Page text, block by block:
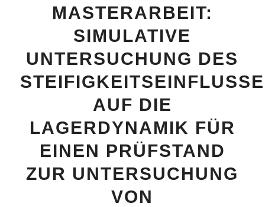
MASTERARBEIT:
SIMULATIVE
UNTERSUCHUNG DES
AUF DIE
LAGERDYNAMIK FÜR
EINEN PRÜFSTAND
ZUR UNTERSUCHUNG
VON